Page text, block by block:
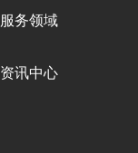
服务领域
资讯中心